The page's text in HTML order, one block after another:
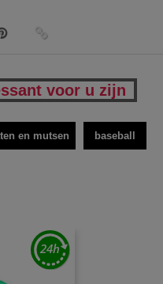
voor u zijn
en mutsen baseball